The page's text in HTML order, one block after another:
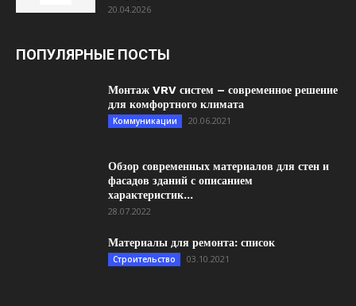
20.04.2026
ПОПУЛЯРНЫЕ ПОСТЫ
Монтаж VRV систем – современное решение
для комфортного климата
Коммуникации 20.06.2021
Обзор современных материалов для стен и
фасадов зданий с описанием
характеристик...
28.07.2022
Материалы для ремонта: список
Строительство 03.10.2021